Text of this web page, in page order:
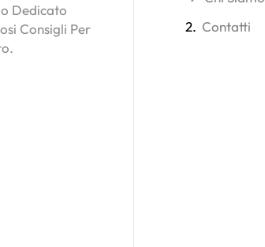
Dedicato
Consigli Per
2. Contatti